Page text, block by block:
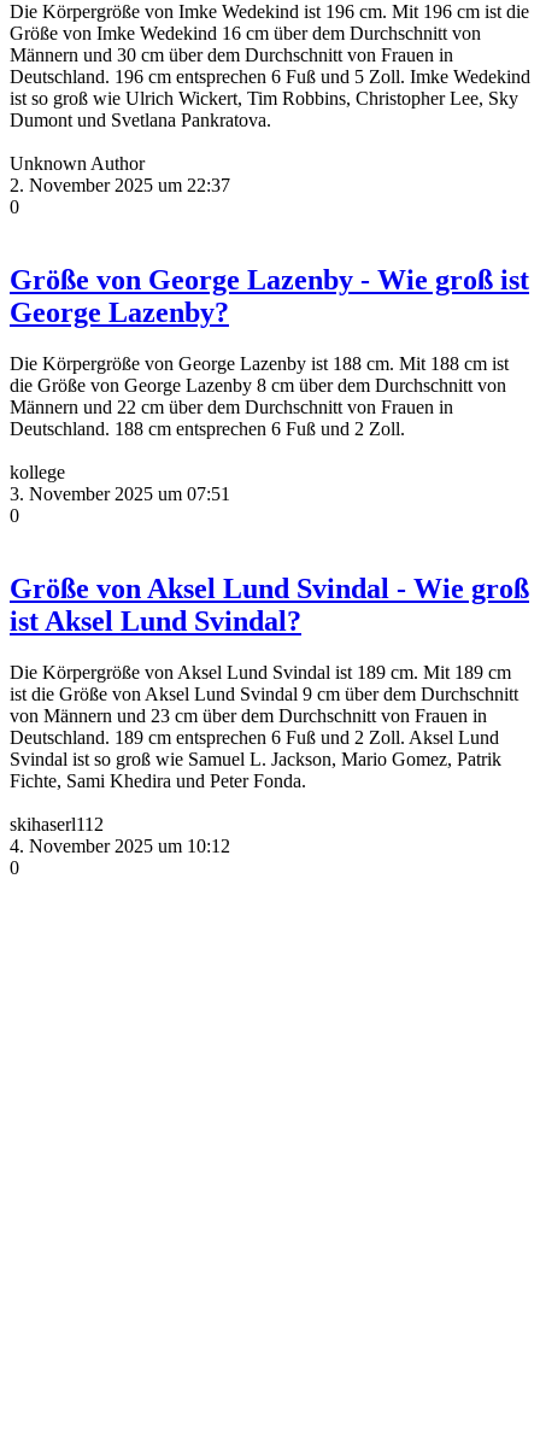
Die Körpergröße von Imke Wedekind ist 196 cm. Mit 196 cm ist die
Größe von Imke Wedekind 16 cm über dem Durchschnitt von
Männern und 30 cm über dem Durchschnitt von Frauen in
Deutschland. 196 cm entsprechen 6 Fuß und 5 Zoll. Imke Wedekind
ist so groß wie Ulrich Wickert, Tim Robbins, Christopher Lee, Sky
Dumont und Svetlana Pankratova.
Unknown Author
2. November 2025 um 22:37
0
Größe von George Lazenby - Wie groß ist
George Lazenby?
Die Körpergröße von George Lazenby ist 188 cm. Mit 188 cm ist
die Größe von George Lazenby 8 cm über dem Durchschnitt von
Männern und 22 cm über dem Durchschnitt von Frauen in
Deutschland. 188 cm entsprechen 6 Fuß und 2 Zoll.
kollege
3. November 2025 um 07:51
0
Größe von Aksel Lund Svindal - Wie groß
ist Aksel Lund Svindal?
Die Körpergröße von Aksel Lund Svindal ist 189 cm. Mit 189 cm
ist die Größe von Aksel Lund Svindal 9 cm über dem Durchschnitt
von Männern und 23 cm über dem Durchschnitt von Frauen in
Deutschland. 189 cm entsprechen 6 Fuß und 2 Zoll. Aksel Lund
Svindal ist so groß wie Samuel L. Jackson, Mario Gomez, Patrik
Fichte, Sami Khedira und Peter Fonda.
skihaserl112
4. November 2025 um 10:12
0